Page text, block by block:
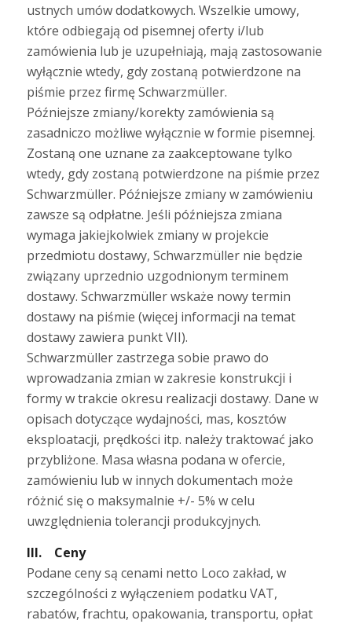
ustnych umów dodatkowych. Wszelkie umowy,
które odbiegają od pisemnej oferty i/lub
zamówienia lub je uzupełniają, mają zastosowanie
wyłącznie wtedy, gdy zostaną potwierdzone na
piśmie przez firmę Schwarzmüller.
Późniejsze zmiany/korekty zamówienia są
zasadniczo możliwe wyłącznie w formie pisemnej.
Zostaną one uznane za zaakceptowane tylko
wtedy, gdy zostaną potwierdzone na piśmie przez
Schwarzmüller. Późniejsze zmiany w zamówieniu
zawsze są odpłatne. Jeśli późniejsza zmiana
wymaga jakiejkolwiek zmiany w projekcie
przedmiotu dostawy, Schwarzmüller nie będzie
związany uprzednio uzgodnionym terminem
dostawy. Schwarzmüller wskaże nowy termin
dostawy na piśmie (więcej informacji na temat
dostawy zawiera punkt VII).
Schwarzmüller zastrzega sobie prawo do
wprowadzania zmian w zakresie konstrukcji i
formy w trakcie okresu realizacji dostawy. Dane w
opisach dotyczące wydajności, mas, kosztów
eksploatacji, prędkości itp. należy traktować jako
przybliżone. Masa własna podana w ofercie,
zamówieniu lub w innych dokumentach może
różnić się o maksymalnie +/- 5% w celu
uwzględnienia tolerancji produkcyjnych.
III. Ceny
Podane ceny są cenami netto Loco zakład, w
szczególności z wyłączeniem podatku VAT,
rabatów, frachtu, opakowania, transportu, opłat